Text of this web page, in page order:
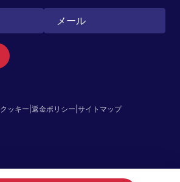
クッキー 返金ポリシー サイトマップ